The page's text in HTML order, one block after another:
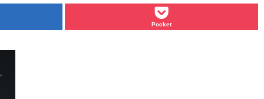
Pocket